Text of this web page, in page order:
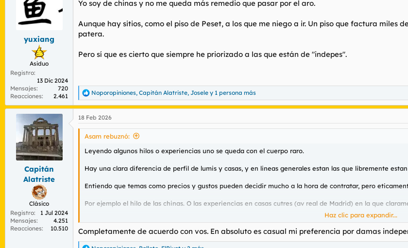
i
e
s
yuxiang
Asiduo
Registro
13 Dic 2024
Mensajes
720
Reacciones
2.461
Yo soy de chinas y no me queda más remedio que pasar por el aro.
Aunque hay sitios, como el piso de Peset, a los que me niego a ir. Un piso que factura miles
patera.
Pero sí que es cierto que siempre he priorizado a las que están de "indepes".
R
e
a
c
c
Noporopiniones, Capitán Alatriste, Josele y 1 persona más
Capitán
Alatriste
Clásico
Registro
1 Jul 2024
Mensajes
4.251
Reacciones
10.510
18 Feb 2026
Asam rebuznó:
Leyendo algunos hilos o experiencias uno se queda con el cuerpo raro.
Hay una clara diferencia de perfil de lumis y casas, y en lineas generales estan las que libremente
Entiendo que temas como precios y gustos pueden decidir mucho a la hora de contratar, pero
Por ejemplo el hilo de las chinas. O las experiencias en casas cutres (av real de Madrid) en la que
Hay tanta oferta que no creo que haga falta tirar de esos sitios y parecidos.
Pero bueno, allá cada uno con su conciencia.
Haz clic para expandir...
Completamente de acuerdo con vos. En absoluto es casual mi preferencia por damas